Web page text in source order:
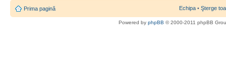
Prima pagină Echipa • Şterge
Powered by phpBB © 2000-2011 phpBB